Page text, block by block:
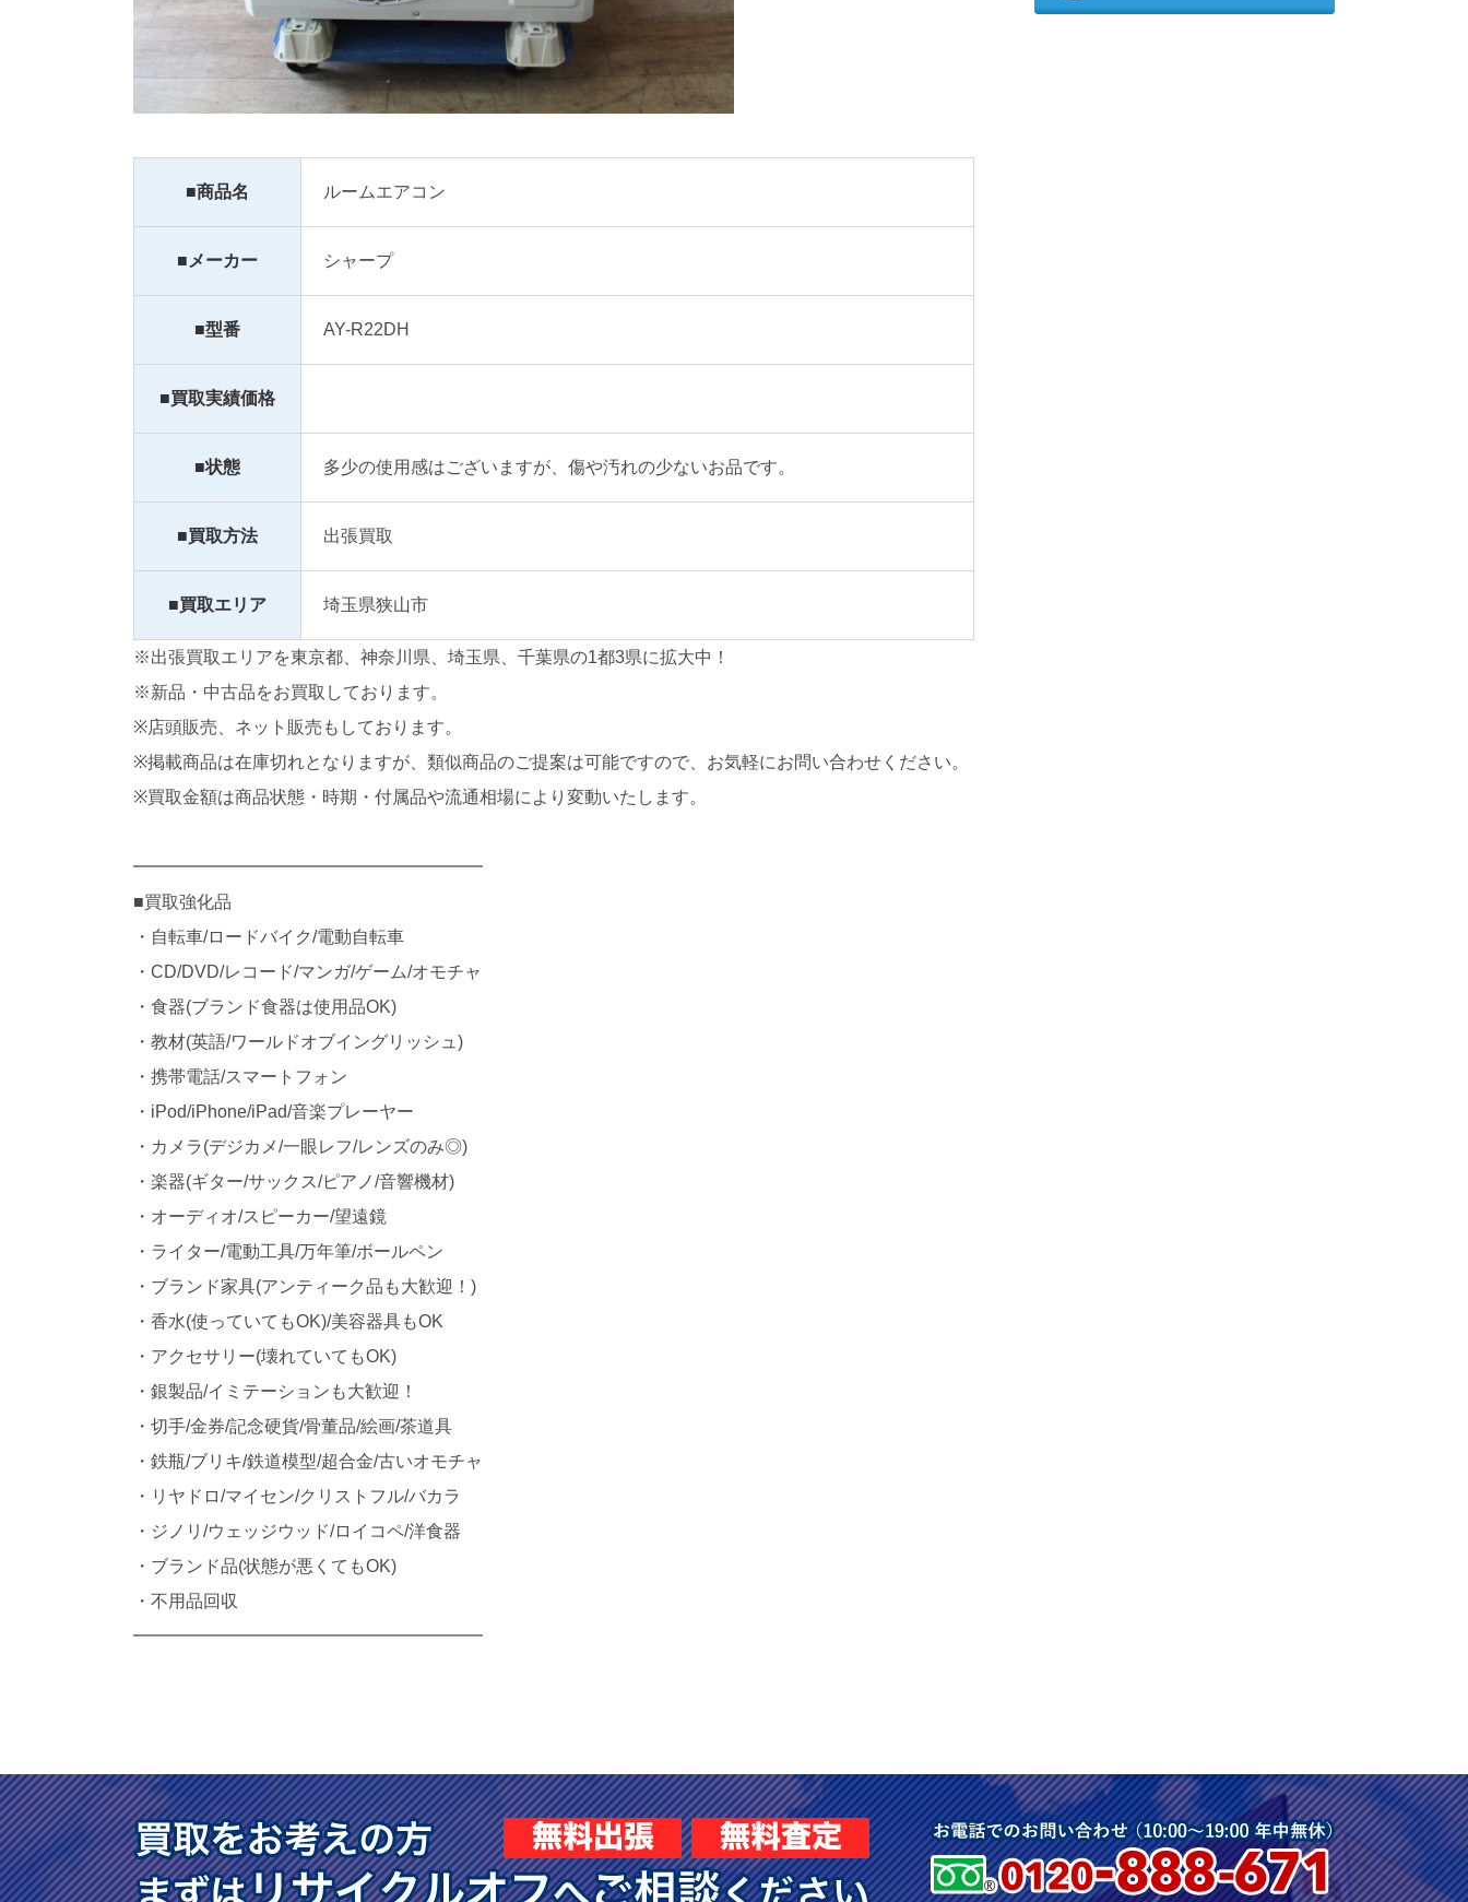
■商品名 ルームエアコン
■メーカー シャープ
■型番 AY-R22DH
■買取実績価格
■状態 多少の使用感はございますが、傷や汚れの少ないお品です。
■買取方法 出張買取
■買取エリア 埼玉県狭山市
※出張買取エリアを東京都、神奈川県、埼玉県、千葉県の1都3県に拡大中！
※新品・中古品をお買取しております。
※店頭販売、ネット販売もしております。
※掲載商品は在庫切れとなりますが、類似商品のご提案は可能ですので、お気軽にお問い合わせください。
※買取金額は商品状態・時期・付属品や流通相場により変動いたします。
━━━━━━━━━━━━━━━━━━━━
■買取強化品
・自転車/ロードバイク/電動自転車
・CD/DVD/レコード/マンガ/ゲーム/オモチャ
・食器(ブランド食器は使用品OK)
・教材(英語/ワールドオブイングリッシュ)
・携帯電話/スマートフォン
・iPod/iPhone/iPad/音楽プレーヤー
・カメラ(デジカメ/一眼レフ/レンズのみ◎)
・楽器(ギター/サックス/ピアノ/音響機材)
・オーディオ/スピーカー/望遠鏡
・ライター/電動工具/万年筆/ボールペン
・ブランド家具(アンティーク品も大歓迎！)
・香水(使っていてもOK)/美容器具もOK
・アクセサリー(壊れていてもOK)
・銀製品/イミテーションも大歓迎！
・切手/金券/記念硬貨/骨董品/絵画/茶道具
・鉄瓶/ブリキ/鉄道模型/超合金/古いオモチャ
・リヤドロ/マイセン/クリストフル/バカラ
・ジノリ/ウェッジウッド/ロイコペ/洋食器
・ブランド品(状態が悪くてもOK)
・不用品回収
━━━━━━━━━━━━━━━━━━━━